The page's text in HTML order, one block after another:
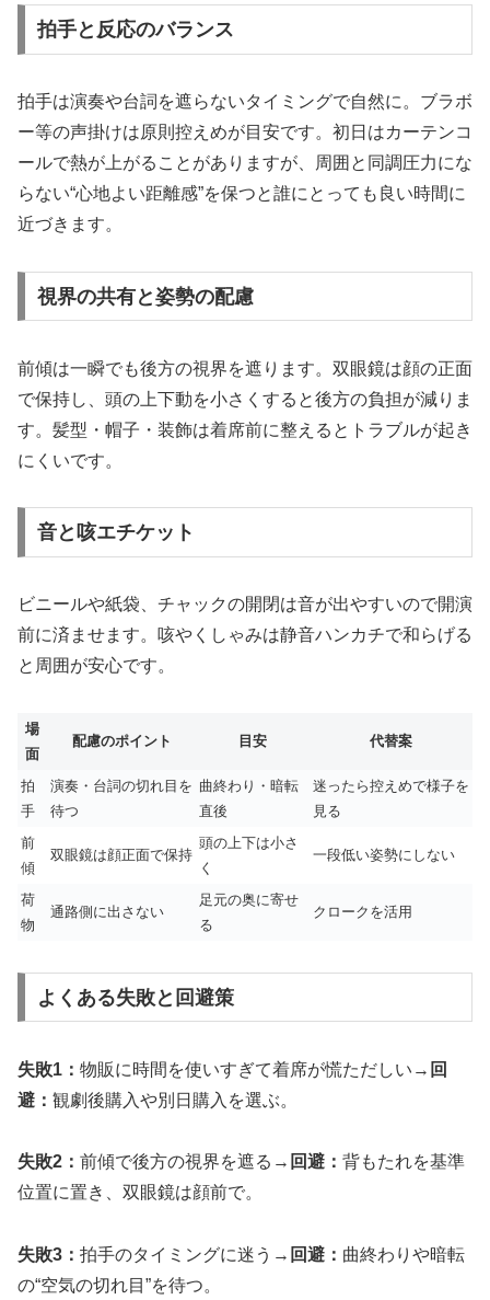
拍手と反応のバランス
拍手は演奏や台詞を遮らないタイミングで自然に。ブラボ
ー等の声掛けは原則控えめが目安です。初日はカーテンコ
ールで熱が上がることがありますが、周囲と同調圧力にな
らない“心地よい距離感”を保つと誰にとっても良い時間に
近づきます。
視界の共有と姿勢の配慮
前傾は一瞬でも後方の視界を遮ります。双眼鏡は顔の正面
で保持し、頭の上下動を小さくすると後方の負担が減りま
す。髪型・帽子・装飾は着席前に整えるとトラブルが起き
にくいです。
音と咳エチケット
ビニールや紙袋、チャックの開閉は音が出やすいので開演
前に済ませます。咳やくしゃみは静音ハンカチで和らげる
と周囲が安心です。
場
面
配慮のポイント 目安 代替案
拍
手
演奏・台詞の切れ目を
待つ
曲終わり・暗転
直後
迷ったら控えめで様子を
見る
前
傾
双眼鏡は顔正面で保持
頭の上下は小さ
く
一段低い姿勢にしない
荷
物
通路側に出さない
足元の奥に寄せ
る
クロークを活用
よくある失敗と回避策
失敗1： 物販に時間を使いすぎて着席が慌ただしい→ 回
避： 観劇後購入や別日購入を選ぶ。
失敗2： 前傾で後方の視界を遮る→ 回避： 背もたれを基準
位置に置き、双眼鏡は顔前で。
失敗3： 拍手のタイミングに迷う→ 回避： 曲終わりや暗転
の“空気の切れ目”を待つ。